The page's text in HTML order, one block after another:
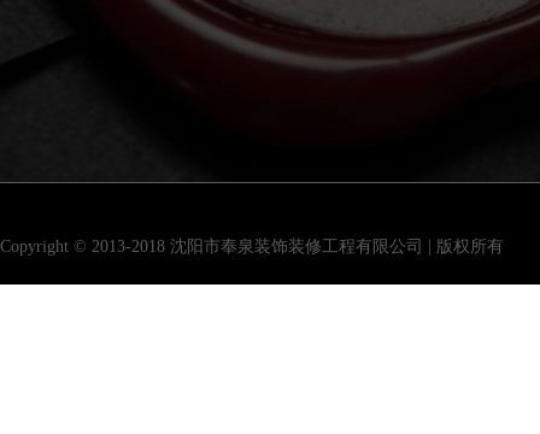
Copyright © 2013-2018 沈阳市奉泉装饰装修工程有限公司 | 版权所有